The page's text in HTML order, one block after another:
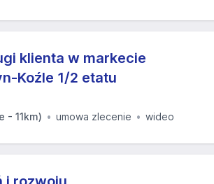
klienta w markecie
Koźle 1/2 etatu
- 11km)
umowa zlecenie wideo